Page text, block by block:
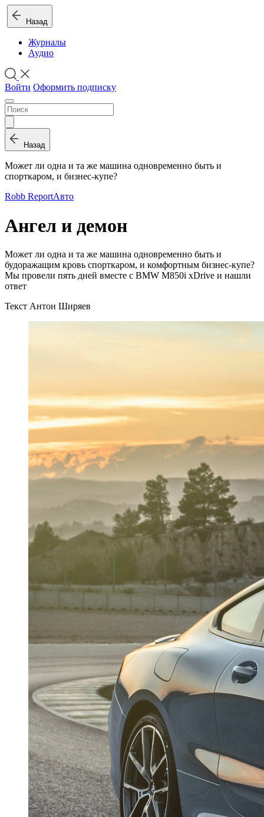
Назад
Журналы
Аудио
Войти Оформить подписку
Назад
Может ли одна и та же машина одновременно быть и
спорткаром, и бизнес-купе?
Robb ReportАвто
Ангел и демон
Может ли одна и та же машина одновременно быть и
будоражащим кровь спорткаром, и комфортным бизнес-купе?
Мы провели пять дней вместе с BMW M850i xDrive и нашли
ответ
Текст Антон Ширяев